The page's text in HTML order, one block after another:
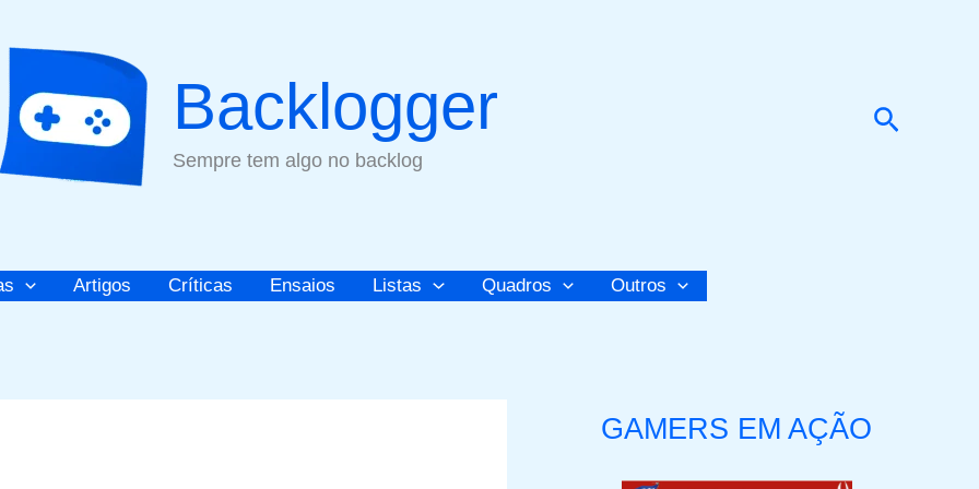
Backlogger
Sempre tem algo no backlog
Artigos Críticas Ensaios Listas Quadros Outros
GAMERS EM AÇÃO